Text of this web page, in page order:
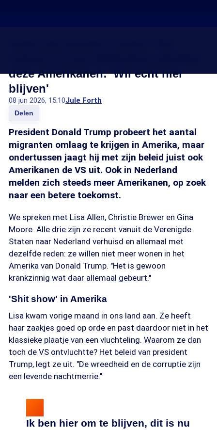
deze Amerikanen: 'Wil echt hier
blijven'
08 jun 2026, 15:10Jule Forth
Delen
President Donald Trump probeert het aantal
migranten omlaag te krijgen in Amerika, maar
ondertussen jaagt hij met zijn beleid juist ook
Amerikanen de VS uit. Ook in Nederland
melden zich steeds meer Amerikanen, op zoek
naar een betere toekomst.
We spreken met Lisa Allen, Christie Brewer en Gina
Moore. Alle drie zijn ze recent vanuit de Verenigde
Staten naar Nederland verhuisd en allemaal met
dezelfde reden: ze willen niet meer wonen in het
Amerika van Donald Trump. "Het is gewoon
krankzinnig wat daar allemaal gebeurt."
'Shit show' in Amerika
Lisa kwam vorige maand in ons land aan. Ze heeft
haar zaakjes goed op orde en past daardoor niet in het
klassieke plaatje van een vluchteling. Waarom ze dan
toch de VS ontvluchtte? Het beleid van president
Trump, legt ze uit. "De wreedheid en de corruptie zijn
een levende nachtmerrie."
Ik ben hier om te blijven, dit is nu